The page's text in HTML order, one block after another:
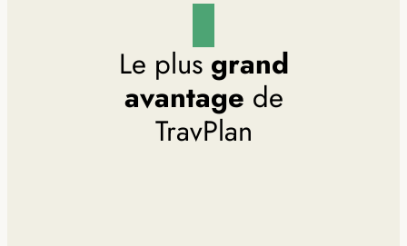
Le plus grand
avantage de
TravPlan